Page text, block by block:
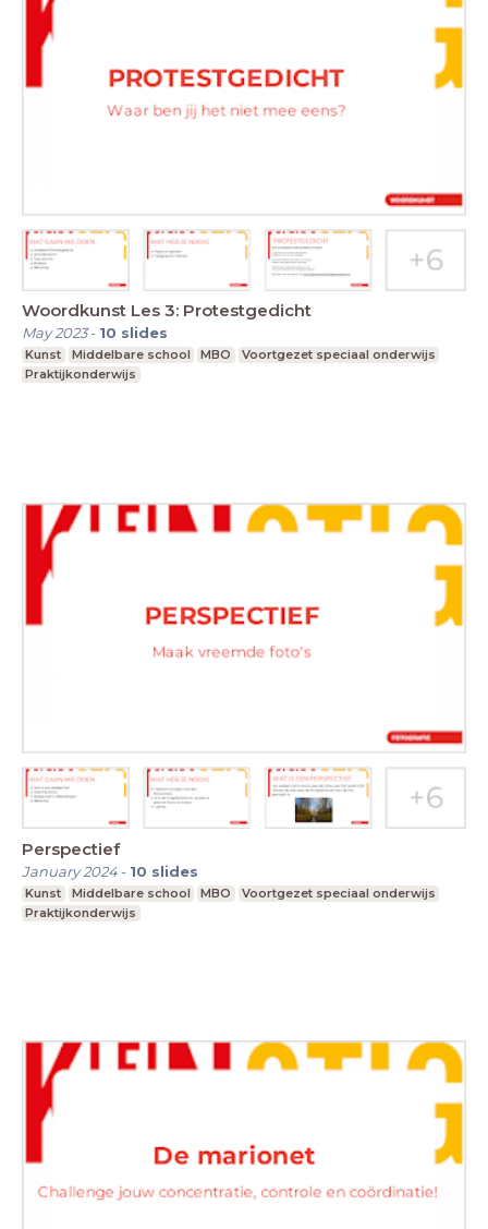
Woordkunst Les 3: Protestgedicht
May 2023- 10 slides
Kunst Middelbare school MBO
Voortgezet speciaal onderwijs
Praktijkonderwijs
Perspectief
January 2024- 10 slides
Kunst Middelbare school MBO
Voortgezet speciaal onderwijs
Praktijkonderwijs